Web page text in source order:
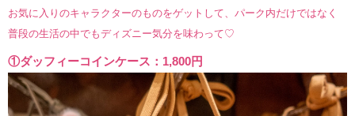
お気に入りのキャラクターのものをゲットして、パーク内だけではなく
普段の生活の中でもディズニー気分を味わって♡
①ダッフィーコインケース：1,800円